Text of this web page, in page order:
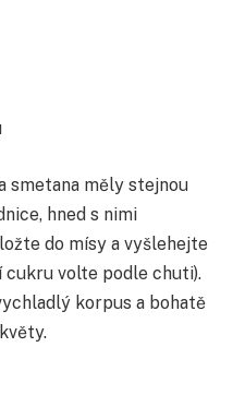
smetana měly stejnou
hned s nimi
do mísy a vyšlehejte
cukru volte podle chuti).
korpus a bohatě